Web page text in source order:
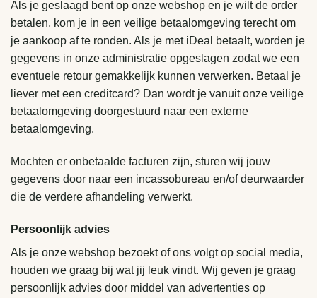
Als je geslaagd bent op onze webshop en je wilt de order
betalen, kom je in een veilige betaalomgeving terecht om
je aankoop af te ronden. Als je met iDeal betaalt, worden je
gegevens in onze administratie opgeslagen zodat we een
eventuele retour gemakkelijk kunnen verwerken. Betaal je
liever met een creditcard? Dan wordt je vanuit onze veilige
betaalomgeving doorgestuurd naar een externe
betaalomgeving.
Mochten er onbetaalde facturen zijn, sturen wij jouw
gegevens door naar een incassobureau en/of deurwaarder
die de verdere afhandeling verwerkt.
Persoonlijk advies
Als je onze webshop bezoekt of ons volgt op social media,
houden we graag bij wat jij leuk vindt. Wij geven je graag
persoonlijk advies door middel van advertenties op